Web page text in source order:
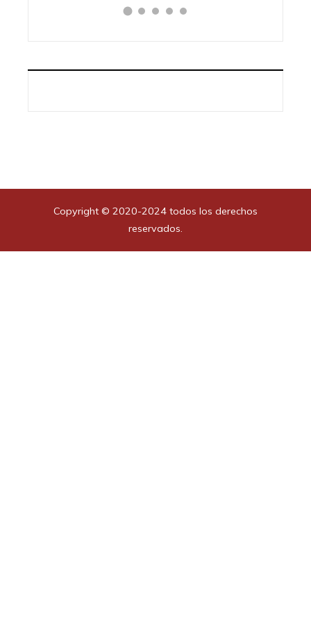
Copyright © 2020-2024 todos los derechos
reservados.